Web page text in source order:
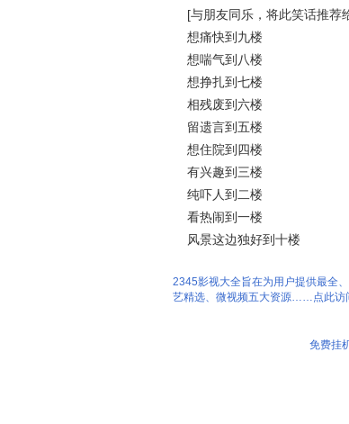
[与朋友同乐，将此笑话推荐
想痛快到九楼
想喘气到八楼
想挣扎到七楼
相残废到六楼
留遗言到五楼
想住院到四楼
有兴趣到三楼
纯吓人到二楼
看热闹到一楼
风景这边独好到十楼
2345影视大全旨在为用户提供最全
艺精选、微视频五大资源……点此访
免费挂